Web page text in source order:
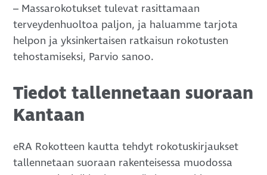
– Massarokotukset tulevat rasittamaan
terveydenhuoltoa paljon, ja haluamme tarjota
helpon ja yksinkertaisen ratkaisun rokotusten
tehostamiseksi, Parvio sanoo.
Tiedot tallennetaan suoraan
Kantaan
eRA Rokotteen kautta tehdyt rokotuskirjaukset
tallennetaan suoraan rakenteisessa muodossa